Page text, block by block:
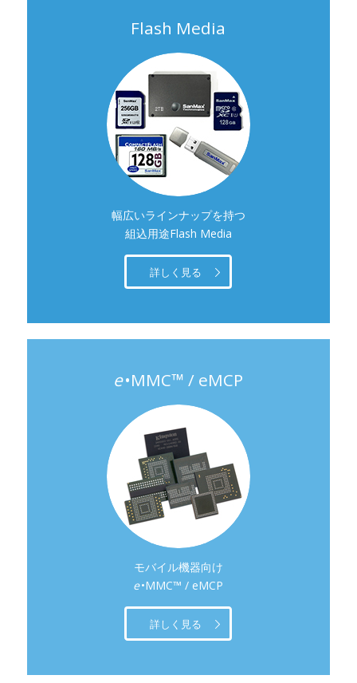
Flash Media
幅広いラインナップを持つ
組込用途Flash Media
詳しく見る
e•MMC™ / eMCP
モバイル機器向け
e•MMC™ / eMCP
詳しく見る